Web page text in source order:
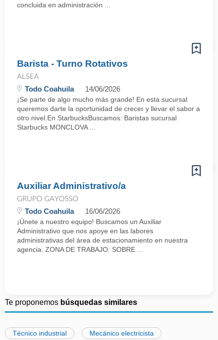
concluida en administración ...
Barista - Turno Rotativos
ALSEA
Todo Coahuila 14/06/2026
¡Se parte de algo mucho más grande! En esta sucursal
queremos darte la oportunidad de crecer y llevar el sabor a
otro nivel.En StarbucksBuscamos: Baristas sucursal
Starbucks MONCLOVA ...
Auxiliar Administrativo/a
GRUPO GAYOSSO
Todo Coahuila 16/06/2026
¡Únete a nuestro equipo! Buscamos un Auxiliar
Administrativo que nos apoye en las labores
administrativas del área de estacionamiento en nuestra
agencia. ZONA DE TRABAJO: SOBRE ...
Te proponemos búsquedas similares
Técnico industrial Mecánico electricista